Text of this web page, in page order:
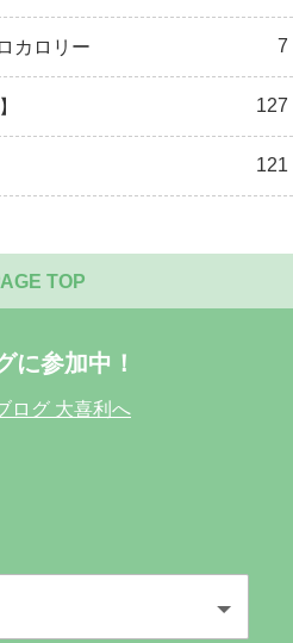
カロリー 7
127
121
TOP
に参加中！